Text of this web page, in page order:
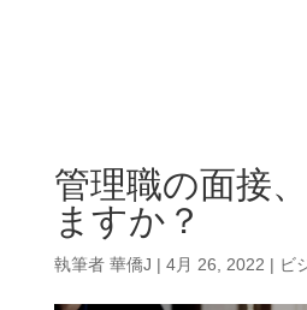
管理職の面接
ますか？
執筆者 華僑J | 4月 26, 2022 | ビ